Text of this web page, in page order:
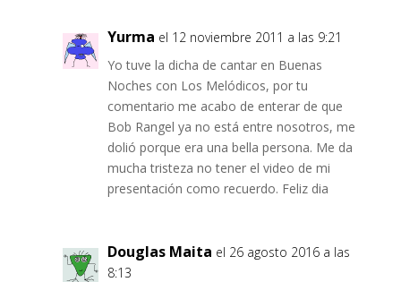
Yurma el 12 noviembre 2011 a las 9:21
Yo tuve la dicha de cantar en Buenas
Noches con Los Melódicos, por tu
comentario me acabo de enterar de que
Bob Rangel ya no está entre nosotros, me
dolió porque era una bella persona. Me da
mucha tristeza no tener el video de mi
presentación como recuerdo. Feliz dia
Douglas Maita el 26 agosto 2016 a las
8:13